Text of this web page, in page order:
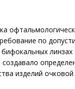
по
линзах
изделий очковой